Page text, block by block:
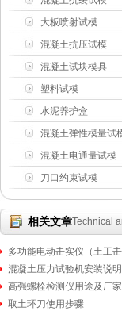
425×305×100mm
大板喷射试模
450×350×120mm
混凝土抗压试模
150×150×150mm
混凝土试块模具
塑料试模
水泥养护盒
混凝土弹性模量试
混凝土电通量试模
刀口约束试模
相关文章Technical
多功能电动击实仪（土工击
混凝土压力试验机安装说明
高强螺栓检测仪用途及厂
取土环刀使用步骤